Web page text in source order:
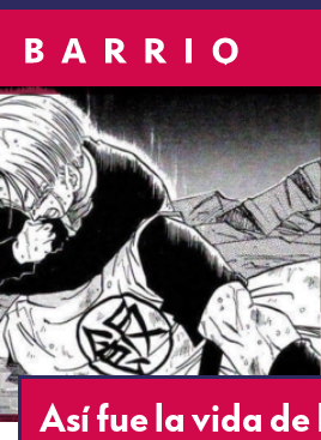
Así fue la vida de